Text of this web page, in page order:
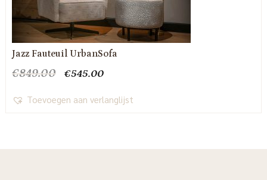
Jazz Fauteuil UrbanSofa
€849.00
Oorspronkelijke
was:
€545.00Huidige
is:
Toevoegen aan verlanglijst